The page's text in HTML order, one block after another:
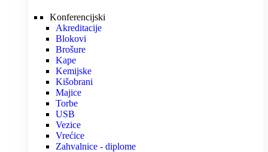
Konferencijski
Akreditacije
Blokovi
Brošure
Kape
Kemijske
Kišobrani
Majice
Torbe
USB
Vezice
Vrećice
Zahvalnice - diplome